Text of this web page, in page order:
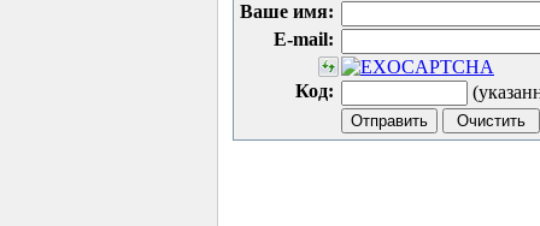
Ваше имя:
E-mail:
Код: